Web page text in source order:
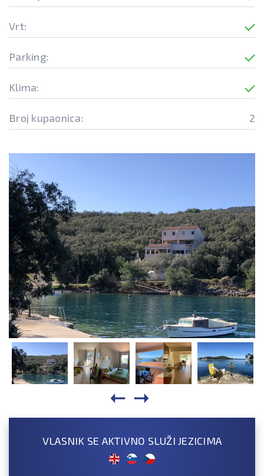
Vrt:
Parking:
Klima:
Broj kupaonica: 2
VLASNIK SE AKTIVNO SLUŽI JEZICIMA